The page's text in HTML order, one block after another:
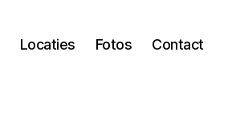
Locaties Fotos Contact